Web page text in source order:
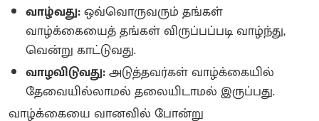
வாழ்வது:ஒவ்வொருவரும் தங்கள்
வாழ்க்கையைத் தங்கள் விருப்பப்படி வாழ்ந்து,
வென்று காட்டுவது.
வாழவிடுவது:அடுத்தவர்கள் வாழ்க்கையில்
தேவையில்லாமல் தலையிடாமல் இருப்பது.
வாழ்க்கையை வானவில் போன்று